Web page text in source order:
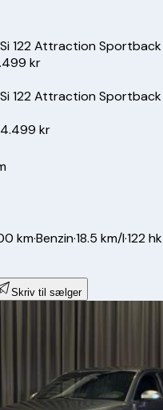
122 Attraction Sportback
kr
122 Attraction Sportback
kr
km·Benzin·18.5 km/l·122 hk
Skriv til sælger